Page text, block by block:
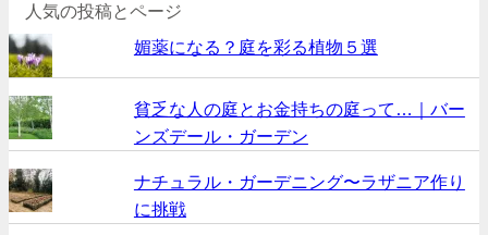
人気の投稿とページ
媚薬になる？庭を彩る植物５選
貧乏な人の庭とお金持ちの庭って…｜バー
ンズデール・ガーデン
ナチュラル・ガーデニング〜ラザニア作り
に挑戦